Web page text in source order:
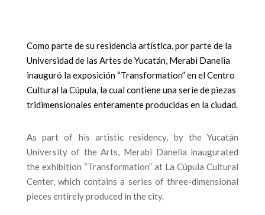
Como parte de su residencia artística, por parte de la
Universidad de las Artes de Yucatán, Merabi Danelia
inauguró la exposición “Transformation” en el Centro
Cultural la Cúpula, la cual contiene una serie de piezas
tridimensionales enteramente producidas en la ciudad.
As part of his artistic residency, by the Yucatán
University of the Arts, Merabi Danelia inaugurated
the exhibition “Transformation” at La Cúpula Cultural
Center, which contains a series of three-dimensional
pieces entirely produced in the city.